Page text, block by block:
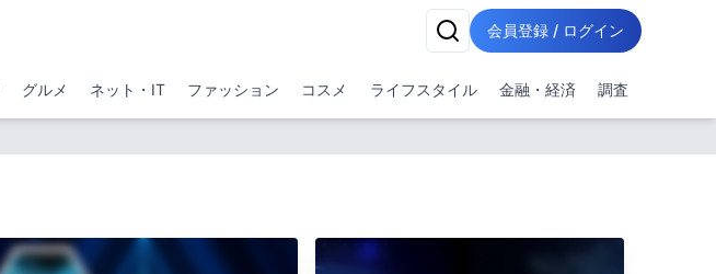
会員登録 / ログイン
グルメ ネット・IT ファッション コスメ ライフスタイル 金融・経済 調査